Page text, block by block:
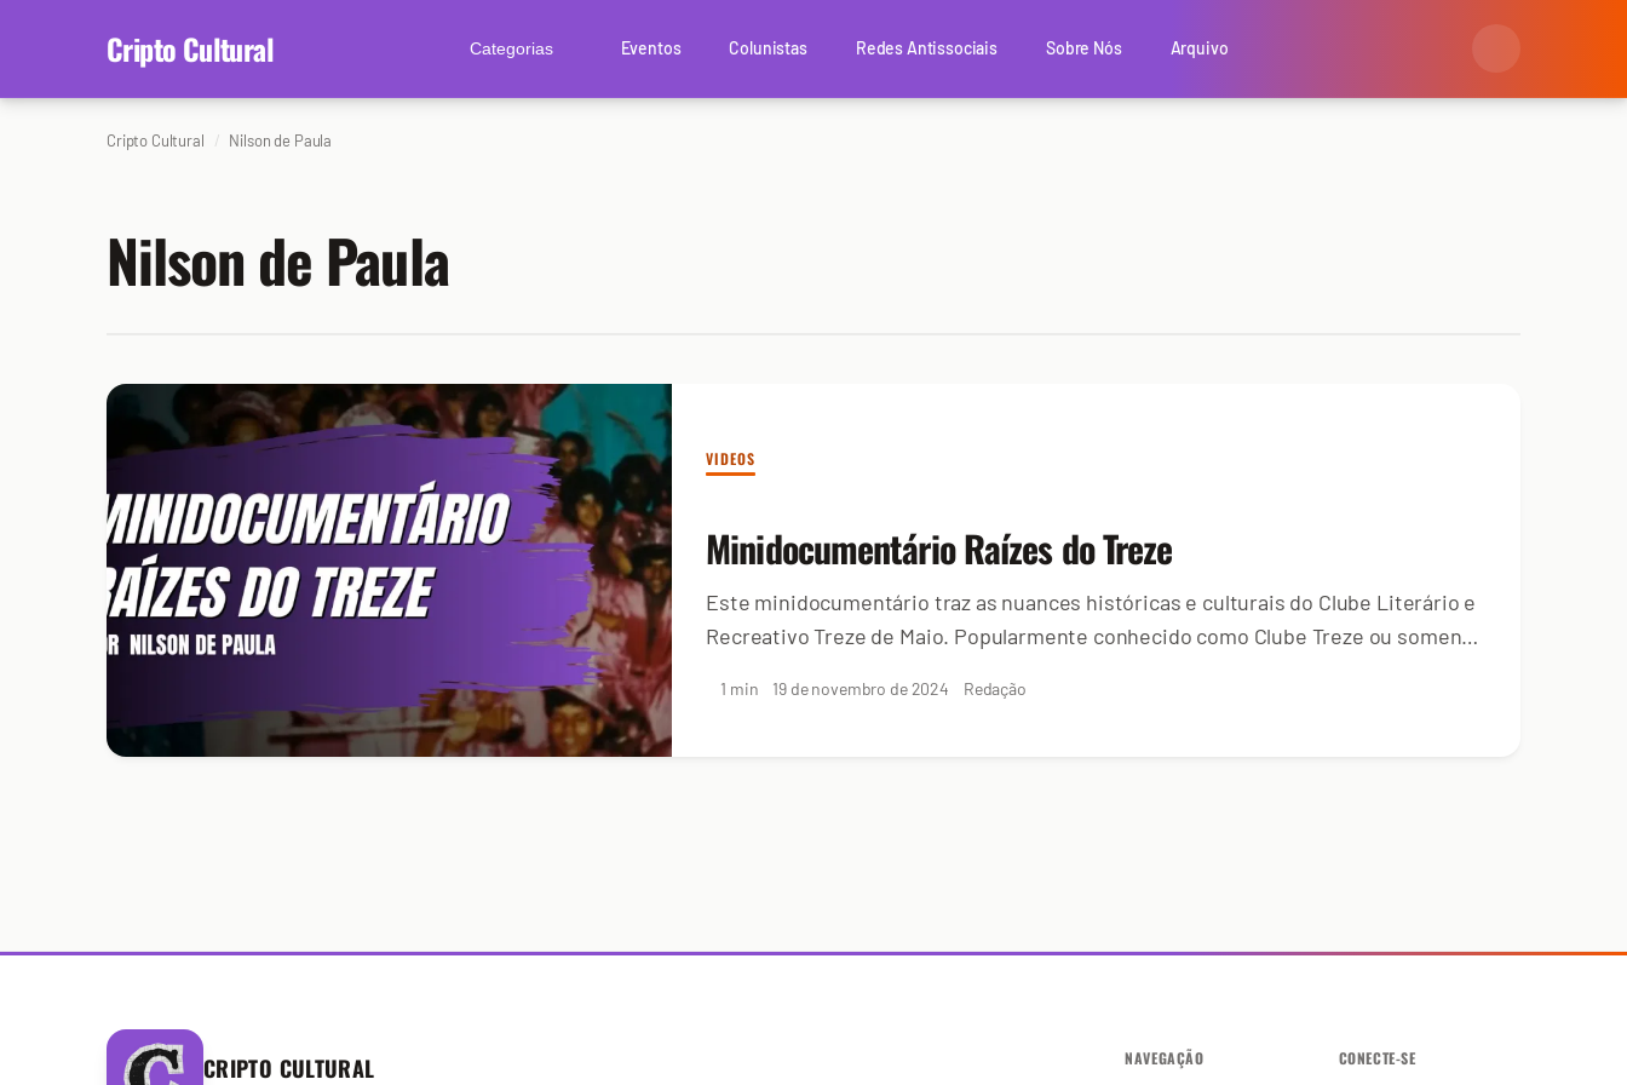
Cripto Cultural Categorias Eventos Colunistas Redes Antissociais Sobre Nós Arquivo
Cripto Cultural Nilson de Paula
Nilson de Paula
VIDEOS
Minidocumentário Raízes do Treze
Este minidocumentário traz as nuances históricas e culturais do Clube Literário e
Recreativo Treze de Maio. Popularmente conhecido como Clube Treze ou somente
1 min 19 de novembro de 2024 Redação
CRIPTO CULTURAL NAVEGAÇÃO CONECTE-SE